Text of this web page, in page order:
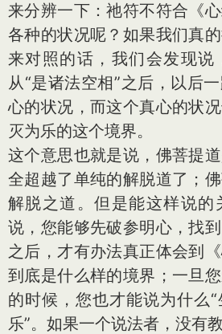
来分辨一下：祂符不符合《
各种的状况呢？如果我们真
来对照的话，我们会发现说
从“是诸法空相”之后，以后
心的状况，而这个真心的状
灭为乐的这个境界。
这个意思也就是说，佛菩提
全超越了单纯的解脱道了；
解脱之道。但是能这样说的
说，您能够先破参明心，找
之后，才有办法真正体会到
到底是什么样的境界；一旦
的时候，您也才能说为什么
乐”。如果一个说法者，没有